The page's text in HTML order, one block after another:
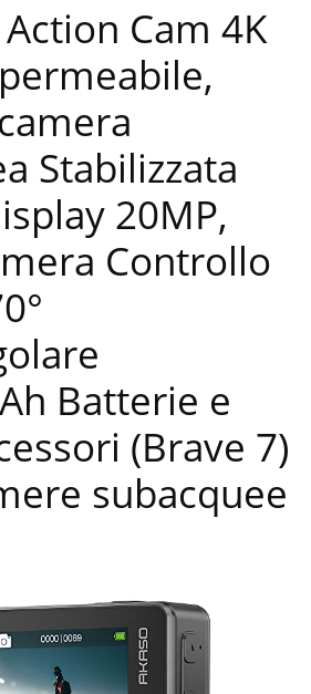
Action Cam 4K
Stabilizzata
20MP,
Controllo
Batterie e
(Brave 7)
subacquee